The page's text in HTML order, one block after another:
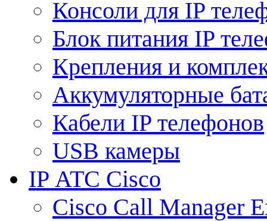
Консоли для IP
Блок питания IP
Крепления и
Аккумуляторные
Кабели IP телефонов
USB камеры
IP АТС Cisco
Cisco Call Manager